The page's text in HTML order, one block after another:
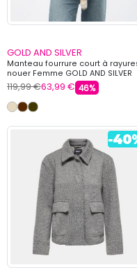
GOLD AND SILVER
Manteau fourrure court à
nouer Femme GOLD AND SILVER
119,99 €63,99 € 46%